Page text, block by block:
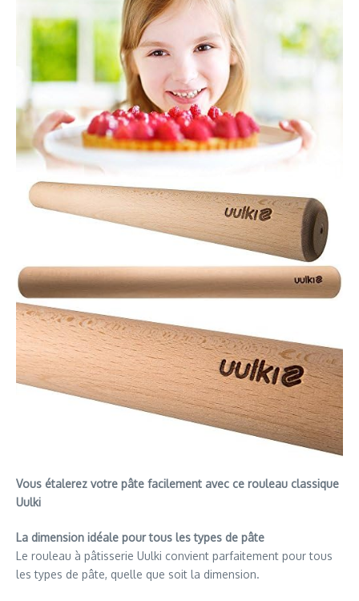
Vous étalerez votre pâte facilement avec ce rouleau classique
Uulki
La dimension idéale pour tous les types de pâte
Le rouleau à pâtisserie Uulki convient parfaitement pour tous
les types de pâte, quelle que soit la dimension.